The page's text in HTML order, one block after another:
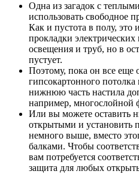
Одна из загадок с
использовать свободное
Как и пустота в полу, это
прокладки электрических
освещения и труб, но в
пустует.
Поэтому, пока он все еще
гипсокартонного
нижнюю часть настила
например, многослойной
Или вы можете оставить
открытыми и установить
немного выше, вместо
балками. Чтобы
вам потребуется
защита для любых